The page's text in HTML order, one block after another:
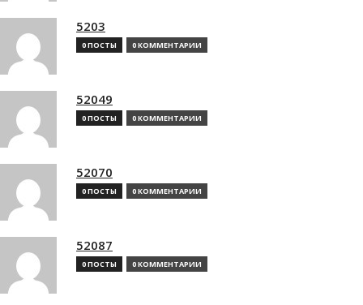
5203
0 ПОСТЫ 0 КОММЕНТАРИИ
52049
0 ПОСТЫ 0 КОММЕНТАРИИ
52070
0 ПОСТЫ 0 КОММЕНТАРИИ
52087
0 ПОСТЫ 0 КОММЕНТАРИИ